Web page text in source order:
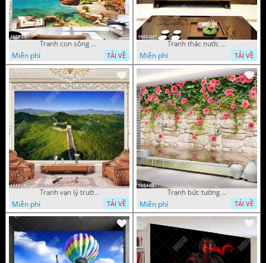
Tranh con sông xanh
Miễn phí
TẢI VỀ
Tranh thác nước thiên nhiên tuyệt đẹp 16604NT
Miễn phí
TẢI VỀ
Tranh vạn lý trường thành 16591NT
Miễn phí
TẢI VỀ
Tranh bức tường phủ hoa file gốc
Miễn phí
TẢI VỀ